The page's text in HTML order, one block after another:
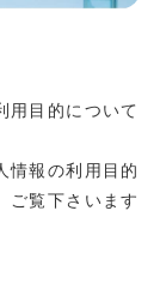
用目的について
情報の利用目的
ご覧下さいます